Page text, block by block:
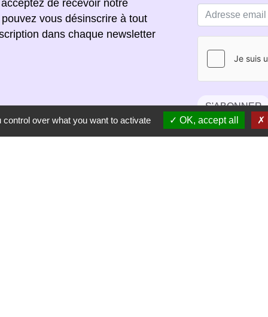
de recevoir notre
vous désinscrire à tout
dans chaque newsletter
S'ABONNER
over what you want to activate OK, accept all